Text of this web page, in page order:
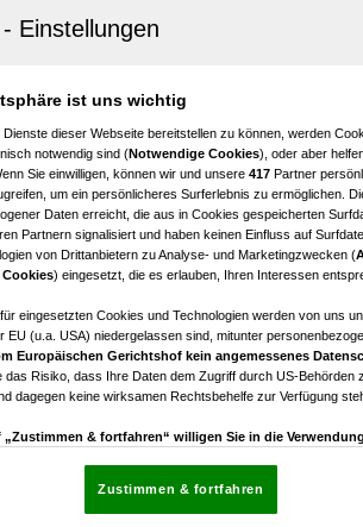
Wohnung mit großer West-
3
Zimmer
€ 129.000,00
Kaufpreis
3
Zimmer
ist uns wichtig
Dienste dieser Webseite bereitstellen zu können, werden
notwendig sind (Notwendige Cookies), oder aber
Sie einwilligen, können wir und unsere 417 Partner
um ein persönlicheres Surferlebnis zu ermöglichen.
Daten erreicht, die aus in Cookies gespeicherten
Partnern signalisiert und haben keinen Einfluss auf
von Drittanbietern zu Analyse- und Marketingzwecken (
) eingesetzt, die es erlauben, Ihren Interessen
eingesetzten Cookies und Technologien werden von uns
EU (u.a. USA) niedergelassen sind, mitunter
Europäischen Gerichtshof kein angemessenes
das Risiko, dass Ihre Daten dem Zugriff durch US-
dagegen keine wirksamen Rechtsbehelfe zur Verfügung
„Zustimmen & fortfahren“ willigen Sie in die
die sich auf jeder Seite unten im Footer befinden.
Zustimmen & fortfahren